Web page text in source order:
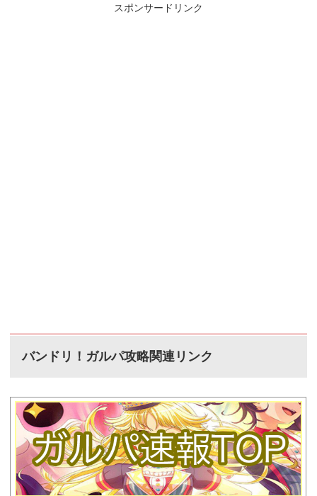
［それは世を忍ぶ仮の姿］。今回は、瀬田薫 星3［それ
スポンサードリンク
バンドリ！ガルパ攻略関連リンク